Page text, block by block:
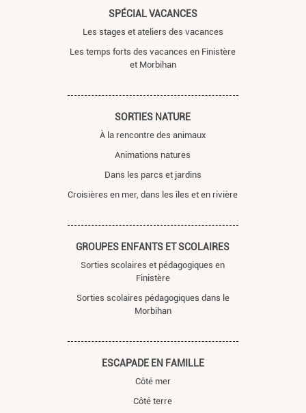
SPÉCIAL VACANCES
Les stages et ateliers des vacances
Les temps forts des vacances en Finistère
et Morbihan
SORTIES NATURE
À la rencontre des animaux
Animations natures
Dans les parcs et jardins
Croisières en mer, dans les îles et en rivière
GROUPES ENFANTS ET SCOLAIRES
Sorties scolaires et pédagogiques en
Finistère
Sorties scolaires pédagogiques dans le
Morbihan
ESCAPADE EN FAMILLE
Côté mer
Côté terre